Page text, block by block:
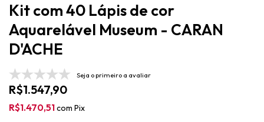
Kit com 40 Lápis de cor
Aquarelável Museum - CARAN
D'ACHE
Seja o primeiro a avaliar
R$1.547,90
R$1.470,51com Pix